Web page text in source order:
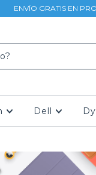
ENVÍO GRATIS EN
Dell